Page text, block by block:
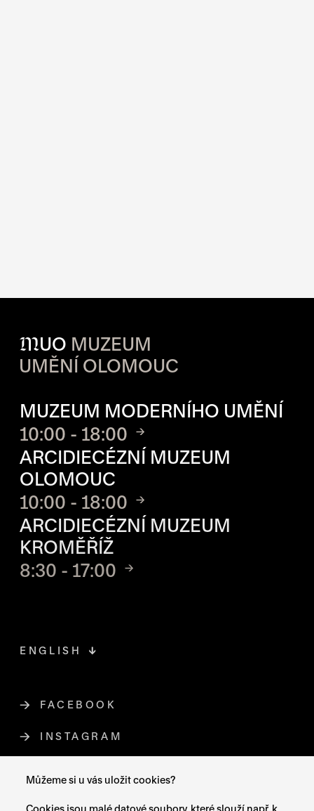
Můžeme si u vás uložit cookies?
Cookies jsou malé datové soubory, které slouží např. k
MUO MUZEUM
UMĚNÍ OLOMOUC
MUZEUM MODERNÍHO UMĚNÍ
10:00 - 18:00
ARCIDIECÉZNÍ MUZEUM
OLOMOUC
10:00 - 18:00
ARCIDIECÉZNÍ MUZEUM
KROMĚŘÍŽ
8:30 - 17:00
FACEBOOKODKAZ SE OTEVŘE NA NOVÉ
INSTAGRAMODKAZ SE OTEVŘE NA NOVÉ
ENGLISH